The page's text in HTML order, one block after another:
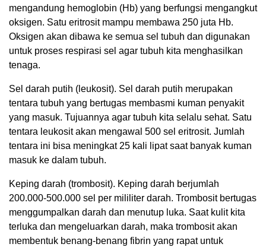
mengandung hemoglobin (Hb) yang berfungsi mengangkut
oksigen. Satu eritrosit mampu membawa 250 juta Hb.
Oksigen akan dibawa ke semua sel tubuh dan digunakan
untuk proses respirasi sel agar tubuh kita menghasilkan
tenaga.
Sel darah putih (leukosit). Sel darah putih merupakan
tentara tubuh yang bertugas membasmi kuman penyakit
yang masuk. Tujuannya agar tubuh kita selalu sehat. Satu
tentara leukosit akan mengawal 500 sel eritrosit. Jumlah
tentara ini bisa meningkat 25 kali lipat saat banyak kuman
masuk ke dalam tubuh.
Keping darah (trombosit). Keping darah berjumlah
200.000-500.000 sel per mililiter darah. Trombosit bertugas
menggumpalkan darah dan menutup luka. Saat kulit kita
terluka dan mengeluarkan darah, maka trombosit akan
membentuk benang-benang fibrin yang rapat untuk